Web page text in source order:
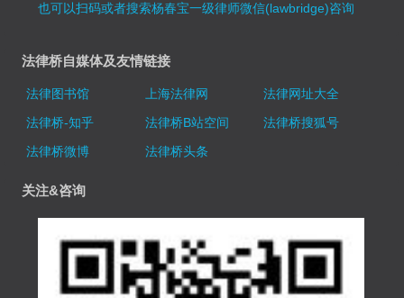
也可以扫码或者搜索杨春宝一级律师微信(lawbridge)咨询
法律桥自媒体及友情链接
法律图书馆 上海法律网
法律网址大全
法律桥-知乎
法律桥B站空间
法律桥搜狐号
法律桥微博
法律桥头条
关注&咨询